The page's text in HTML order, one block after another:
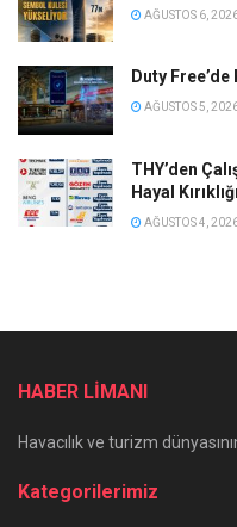
AĞUSTOS 6,
Duty
AĞUSTOS 5,
THY’den
Hayal Kırıklığı
AĞUSTOS 4,
HABER LİMANI
Havacılık ve turizm
Kategorilerimiz